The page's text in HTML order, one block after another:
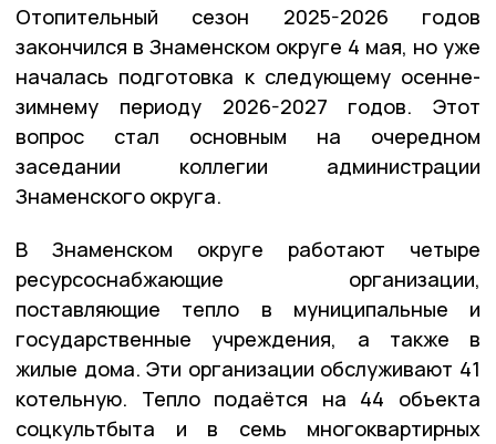
Отопительный сезон 2025-2026 годов
закончился в Знаменском округе 4 мая, но уже
началась подготовка к следующему осенне-
зимнему периоду 2026-2027 годов. Этот
вопрос стал основным на очередном
заседании коллегии администрации
Знаменского округа.
В Знаменском округе работают четыре
ресурсоснабжающие организации,
поставляющие тепло в муниципальные и
государственные учреждения, а также в
жилые дома. Эти организации обслуживают 41
котельную. Тепло подаётся на 44 объекта
соцкультбыта и в семь многоквартирных